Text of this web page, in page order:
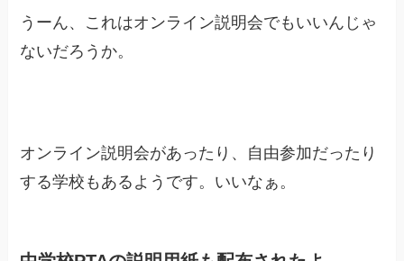
うーん、これはオンライン説明会でもいいんじゃ
ないだろうか。
オンライン説明会があったり、自由参加だったり
する学校もあるようです。いいなぁ。